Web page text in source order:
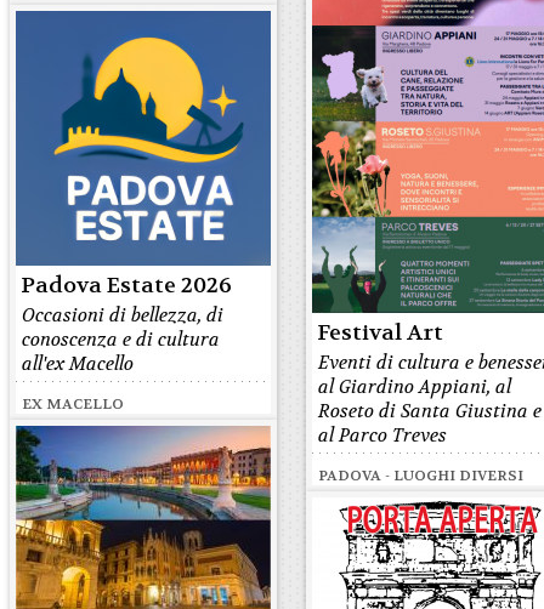
Festival Art
Eventi di cultura e
al Giardino Appiani, al
Roseto di Santa Giustina e
al Parco Treves
PADOVA - LUOGHI DIVERSI
Padova Estate 2026
Occasioni di bellezza, di
conoscenza e di cultura
all'ex Macello
EX MACELLO